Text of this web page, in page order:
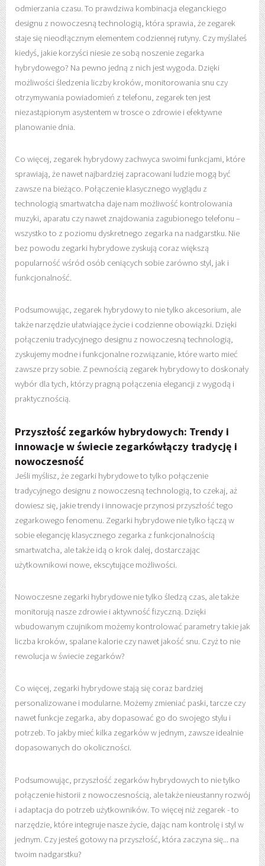
odmierzania czasu. To prawdziwa kombinacja eleganckiego
designu z nowoczesną technologią, która sprawia, że zegarek
staje się nieodłącznym elementem codziennej rutyny. Czy myślałeś
kiedyś, jakie korzyści niesie ze sobą noszenie zegarka
hybrydowego? Na pewno jedną z nich jest wygoda. Dzięki
możliwości śledzenia liczby kroków, monitorowania snu czy
otrzymywania powiadomień z telefonu, zegarek ten jest
niezastąpionym asystentem w trosce o zdrowie i efektywne
planowanie dnia.
Co więcej, zegarek hybrydowy zachwyca swoimi funkcjami, które
sprawiają, że nawet najbardziej zapracowani ludzie mogą być
zawsze na bieżąco. Połączenie klasycznego wyglądu z
technologią smartwatcha daje nam możliwość kontrolowania
muzyki, aparatu czy nawet znajdowania zagubionego telefonu –
wszystko to z poziomu dyskretnego zegarka na nadgarstku. Nie
bez powodu zegarki hybrydowe zyskują coraz większą
popularność wśród osób ceniących sobie zarówno styl, jak i
funkcjonalność.
Podsumowując, zegarek hybrydowy to nie tylko akcesorium, ale
także narzędzie ułatwiające życie i codzienne obowiązki. Dzięki
połączeniu tradycyjnego designu z nowoczesną technologią,
zyskujemy modne i funkcjonalne rozwiązanie, które warto mieć
zawsze przy sobie. Z pewnością zegarek hybrydowy to doskonały
wybór dla tych, którzy pragną połączenia elegancji z wygodą i
praktycznością.
Przyszłość zegarków hybrydowych: Trendy i
innowacje w świecie zegarkówłączy tradycję i
nowoczesność
Jeśli myślisz, że zegarki hybrydowe to tylko połączenie
tradycyjnego designu z nowoczesną technologią, to czekaj, aż
dowiesz się, jakie trendy i innowacje przynosi przyszłość tego
zegarkowego fenomenu. Zegarki hybrydowe nie tylko łączą w
sobie elegancję klasycznego zegarka z funkcjonalnością
smartwatcha, ale także idą o krok dalej, dostarczając
użytkownikowi nowe, ekscytujące możliwości.
Nowoczesne zegarki hybrydowe nie tylko śledzą czas, ale także
monitorują nasze zdrowie i aktywność fizyczną. Dzięki
wbudowanym czujnikom możemy kontrolować parametry takie jak
liczba kroków, spalane kalorie czy nawet jakość snu. Czyż to nie
rewolucja w świecie zegarków?
Co więcej, zegarki hybrydowe stają się coraz bardziej
personalizowane i modularne. Możemy zmieniać paski, tarcze czy
nawet funkcje zegarka, aby dopasować go do swojego stylu i
potrzeb. To jakby mieć kilka zegarków w jednym, zawsze idealnie
dopasowanych do okoliczności.
Podsumowując, przyszłość zegarków hybrydowych to nie tylko
połączenie historii z nowoczesnością, ale także nieustanny rozwój
i adaptacja do potrzeb użytkowników. To więcej niż zegarek - to
narzędzie, które integruje nasze życie, dając nam kontrolę i styl w
jednym. Czy jesteś gotowy na przyszłość, która zaczyna się... na
twoim nadgarstku?